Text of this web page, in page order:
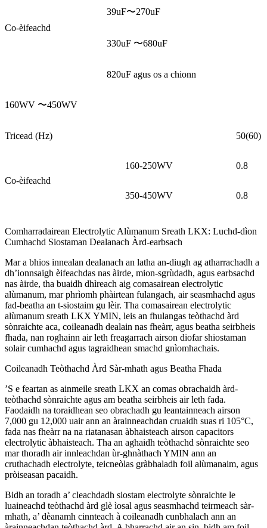
Co-èifeachd
39uF〜270uF
330uF 〜680uF
820uF agus os a chionn
160WV 〜450WV
Tricead (Hz) 50(60)
Co-èifeachd
160-250WV 0.8
350-450WV 0.8
Comharradairean Electrolytic Alùmanum Sreath LKX: Luchd-dìon
Cumhachd Siostaman Dealanach Àrd-earbsach
Mar a bhios innealan dealanach an latha an-diugh ag atharrachadh a
dh’ionnsaigh èifeachdas nas àirde, mion-sgrùdadh, agus earbsachd
nas àirde, tha buaidh dhìreach aig comasairean electrolytic
alùmanum, mar phrìomh phàirtean fulangach, air seasmhachd agus
fad-beatha an t-siostaim gu lèir. Tha comasairean electrolytic
alùmanum sreath LKX YMIN, leis an fhulangas teòthachd àrd
sònraichte aca, coileanadh dealain nas fheàrr, agus beatha seirbheis
fhada, nan roghainn air leth freagarrach airson diofar shiostaman
solair cumhachd agus tagraidhean smachd gnìomhachais.
Coileanadh Teòthachd Àrd Sàr-mhath agus Beatha Fhada
’S e feartan as ainmeile sreath LKX an comas obrachaidh àrd-
teòthachd sònraichte agus am beatha seirbheis air leth fada.
Faodaidh na toraidhean seo obrachadh gu leantainneach airson
7,000 gu 12,000 uair ann an àrainneachdan cruaidh suas ri 105°C,
fada nas fheàrr na na riatanasan àbhaisteach airson capacitors
electrolytic àbhaisteach. Tha an aghaidh teòthachd sònraichte seo
mar thoradh air innleachdan ùr-ghnàthach YMIN ann an
cruthachadh electrolyte, teicneòlas gràbhaladh foil alùmanaim, agus
pròiseasan pacaidh.
Bidh an toradh a’ cleachdadh siostam electrolyte sònraichte le
luaineachd teòthachd àrd glè ìosal agus seasmhachd teirmeach sàr-
mhath, a’ dèanamh cinnteach à coileanadh cunbhalach ann an